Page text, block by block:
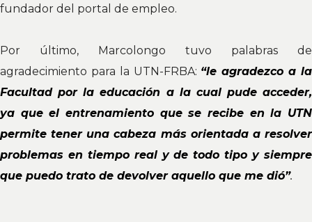
fundador del portal de empleo.
Por último, Marcolongo tuvo palabras de
agradecimiento para la UTN-FRBA: “le agradezco a la
Facultad por la educación a la cual pude acceder,
ya que el entrenamiento que se recibe en la UTN
permite tener una cabeza más orientada a resolver
problemas en tiempo real y de todo tipo y siempre
que puedo trato de devolver aquello que me dió”.